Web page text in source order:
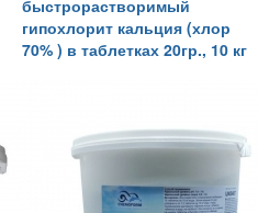
быстрорастворимый
гипохлорит кальция (хлор
70% ) в таблетках 20гр., 10 кг